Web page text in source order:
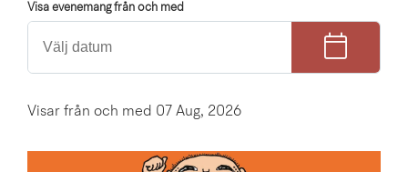
Visa evenemang från och med
Visar från och med 07 Aug, 2026